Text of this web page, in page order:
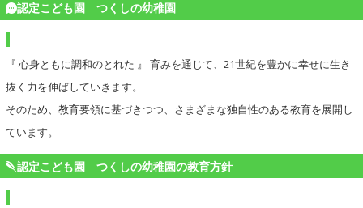
認定こども園 つくしの幼稚園
『 心身ともに調和のとれた 』 育みを通じて、21世紀を豊かに幸せに生き
抜く力を伸ばしていきます。
そのため、教育要領に基づきつつ、さまざまな独自性のある教育を展開し
ています。
認定こども園 つくしの幼稚園の教育方針